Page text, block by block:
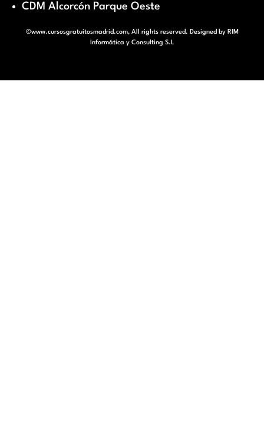
CDM Alcorcón Parque Oeste
©www.cursosgratuitosmadrid.com, All rights reserved. Designed by RIM
Informática y Consulting S.L